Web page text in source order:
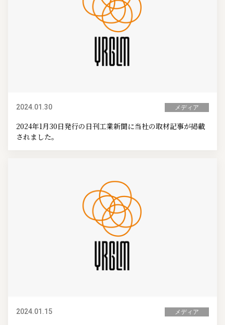
2024.01.30 メディア
2024年1月30日発行の日刊工業新聞に当社の取材記事が掲載
されました。
2024.01.15 メディア